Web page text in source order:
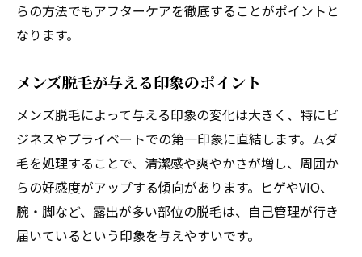
らの方法でもアフターケアを徹底することがポイントと
なります。
メンズ脱毛が与える印象のポイント
メンズ脱毛によって与える印象の変化は大きく、特にビ
ジネスやプライベートでの第一印象に直結します。ムダ
毛を処理することで、清潔感や爽やかさが増し、周囲か
らの好感度がアップする傾向があります。ヒゲやVIO、
腕・脚など、露出が多い部位の脱毛は、自己管理が行き
届いているという印象を与えやすいです。